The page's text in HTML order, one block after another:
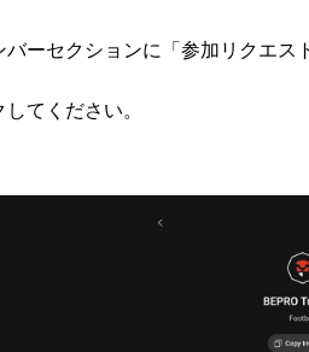
ーセクションに「参加リクエ
てください。